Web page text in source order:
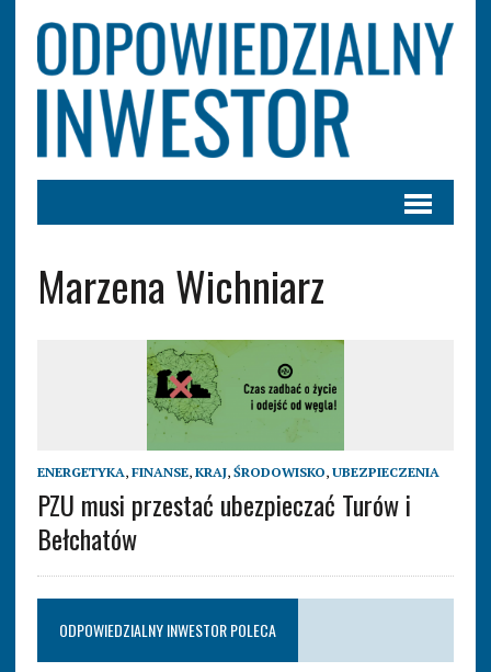
Marzena Wichniarz
ENERGETYKA, FINANSE, KRAJ, ŚRODOWISKO, UBEZPIECZENIA
PZU musi przestać ubezpieczać Turów i
Bełchatów
ODPOWIEDZIALNY INWESTOR POLECA